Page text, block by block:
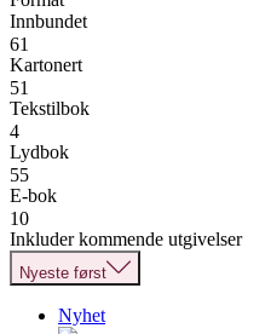
Innbundet
61
Kartonert
51
Tekstilbok
4
Lydbok
55
E-bok
10
Inkluder kommende utgivelser
Nyeste først
Nyhet